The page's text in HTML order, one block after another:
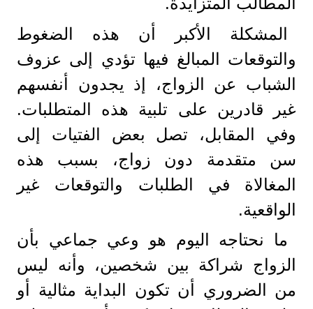
المشكلة الأكبر أن هذه الضغوط
والتوقعات المبالغ فيها تؤدي إلى عزوف
الشباب عن الزواج، إذ يجدون أنفسهم
غير قادرين على تلبية هذه المتطلبات.
وفي المقابل، تصل بعض الفتيات إلى
سن متقدمة دون زواج، بسبب هذه
المغالاة في الطلبات والتوقعات غير
الواقعية.
ما نحتاجه اليوم هو وعي جماعي بأن
الزواج شراكة بين شخصين، وأنه ليس
من الضروري أن تكون البداية مثالية أو